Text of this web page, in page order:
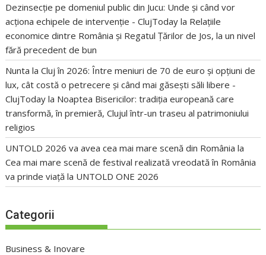
Dezinsecție pe domeniul public din Jucu: Unde și când vor
acționa echipele de intervenție - ClujToday la Relațiile
economice dintre România și Regatul Țărilor de Jos, la un nivel
fără precedent de bun
Nunta la Cluj în 2026: Între meniuri de 70 de euro și opțiuni de
lux, cât costă o petrecere și când mai găsești săli libere -
ClujToday la Noaptea Bisericilor: tradiția europeană care
transformă, în premieră, Clujul într-un traseu al patrimoniului
religios
UNTOLD 2026 va avea cea mai mare scenă din România la
Cea mai mare scenă de festival realizată vreodată în România
va prinde viață la UNTOLD ONE 2026
Categorii
Business & Inovare